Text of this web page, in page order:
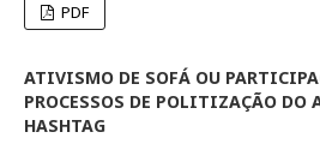
PDF
ATIVISMO DE SOFÁ OU
PROCESSOS DE POLITIZAÇÃO DO
HASHTAG